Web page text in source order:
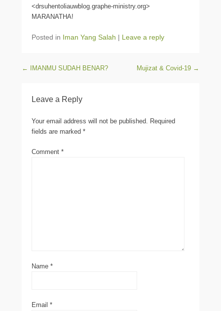
<drsuhentoliauwblog.graphe-ministry.org>
MARANATHA!
Posted in Iman Yang Salah | Leave a reply
Post navigation
← IMANMU SUDAH BENAR? Mujizat & Covid-19 →
Leave a Reply
Your email address will not be published. Required
fields are marked *
Comment *
Name *
Email *